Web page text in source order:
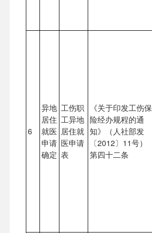
6
异地
居住
就医
申请
确定
工伤职
工异地
居住就
医申请
表
《关于印发工伤保
险经办规程的通
知》（人社部发
〔2012〕11号）
第四十二条